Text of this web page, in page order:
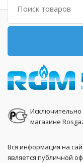
магазине
Вся информация на
является публичной